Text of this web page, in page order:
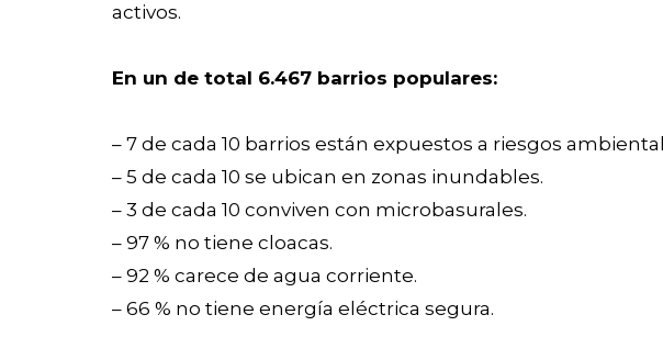
activos.
En un de total 6.467 barrios populares:
– 7 de cada 10 barrios están expuestos a riesgos
– 5 de cada 10 se ubican en zonas inundables.
– 3 de cada 10 conviven con microbasurales.
– 97 % no tiene cloacas.
– 92 % carece de agua corriente.
– 66 % no tiene energía eléctrica segura.